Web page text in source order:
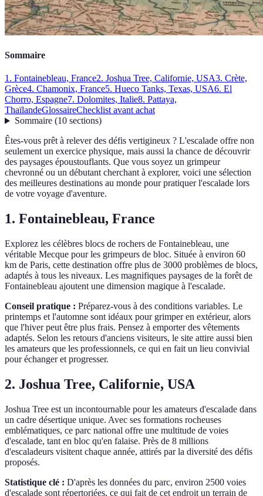
Sommaire
1. Fontainebleau, France2. Joshua Tree, Californie, USA3. Crète,
Grèce4. Chamonix, France5. Hueco Tanks, Texas, USA6. El
Chorro, Espagne7. Dolomites, Italie8. Pattaya,
ThaïlandeGlossaireChecklist avant achat
Sommaire(10 sections)
Êtes-vous prêt à relever des défis vertigineux ? L'escalade offre non
seulement un exercice physique, mais aussi la chance de découvrir
des paysages époustouflants. Que vous soyez un grimpeur
chevronné ou un débutant cherchant à explorer, voici une sélection
des meilleures destinations au monde pour pratiquer l'escalade lors
de votre voyage d'aventure.
1. Fontainebleau, France
Explorez les célèbres blocs de rochers de Fontainebleau, une
véritable Mecque pour les grimpeurs de bloc. Située à environ 60
km de Paris, cette destination offre plus de 3000 problèmes de blocs,
adaptés à tous les niveaux. Les magnifiques paysages de la forêt de
Fontainebleau ajoutent une dimension magique à l'escalade.
Conseil pratique : Préparez-vous à des conditions variables. Le
printemps et l'automne sont idéaux pour grimper en extérieur, alors
que l'hiver peut être plus frais. Pensez à emporter des vêtements
adaptés. Selon les retours d'anciens visiteurs, le site attire aussi bien
les amateurs que les professionnels, ce qui en fait un lieu convivial
pour échanger et progresser.
2. Joshua Tree, Californie, USA
Joshua Tree est un incontournable pour les amateurs d'escalade dans
un cadre désertique unique. Avec ses formations rocheuses
emblématiques, ce parc national offre une multitude de voies
d'escalade, tant en bloc qu'en falaise. Près de 8 millions
d'escaladeurs visitent chaque année, attirés par la diversité des défis
proposés.
Statistique clé : D'après les données du parc, environ 2500 voies
d'escalade sont répertoriées, ce qui fait de cet endroit un terrain de